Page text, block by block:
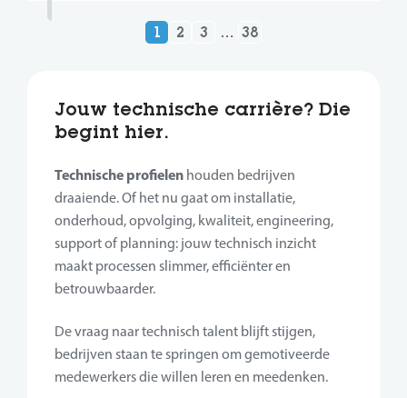
1 2 3 … 38
Jouw technische carrière? Die
begint hier.
Technische profielen houden bedrijven
draaiende. Of het nu gaat om installatie,
onderhoud, opvolging, kwaliteit, engineering,
support of planning: jouw technisch inzicht
maakt processen slimmer, efficiënter en
betrouwbaarder.
De vraag naar technisch talent blijft stijgen,
bedrijven staan te springen om gemotiveerde
medewerkers die willen leren en meedenken.